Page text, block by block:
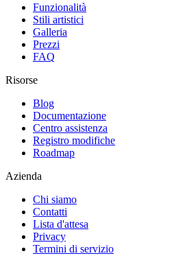
Funzionalità
Stili artistici
Galleria
Prezzi
FAQ
Risorse
Blog
Documentazione
Centro assistenza
Registro modifiche
Roadmap
Azienda
Chi siamo
Contatti
Lista d'attesa
Privacy
Termini di servizio